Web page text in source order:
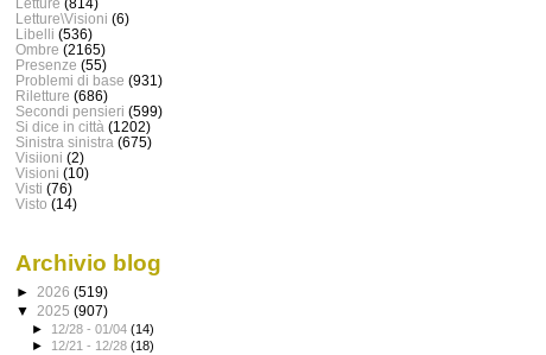
Letture\Visioni (6)
Libelli (536)
Ombre (2165)
Presenze (55)
Problemi di base (931)
Riletture (686)
Secondi pensieri (599)
Si dice in città (1202)
Sinistra sinistra (675)
Visiioni (2)
Visioni (10)
Visti (76)
Visto (14)
Archivio blog
► 2026 (519)
▼ 2025 (907)
► 12/28 - 01/04(14)
► 12/21 - 12/28(18)